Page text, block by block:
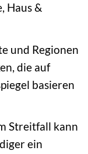
Haus &
und Regionen
die auf
basieren
Streitfall kann
ein